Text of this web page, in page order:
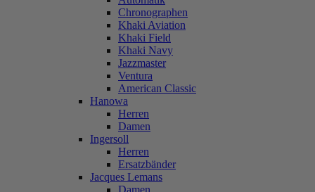
Chronographen
Khaki Aviation
Khaki Field
Khaki Navy
Jazzmaster
Ventura
American Classic
Hanowa
Herren
Damen
Ingersoll
Herren
Ersatzbänder
Jacques Lemans
Damen